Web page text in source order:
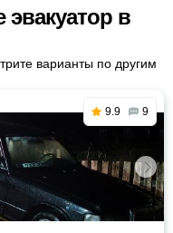
в
варианты по другим
9.9 9